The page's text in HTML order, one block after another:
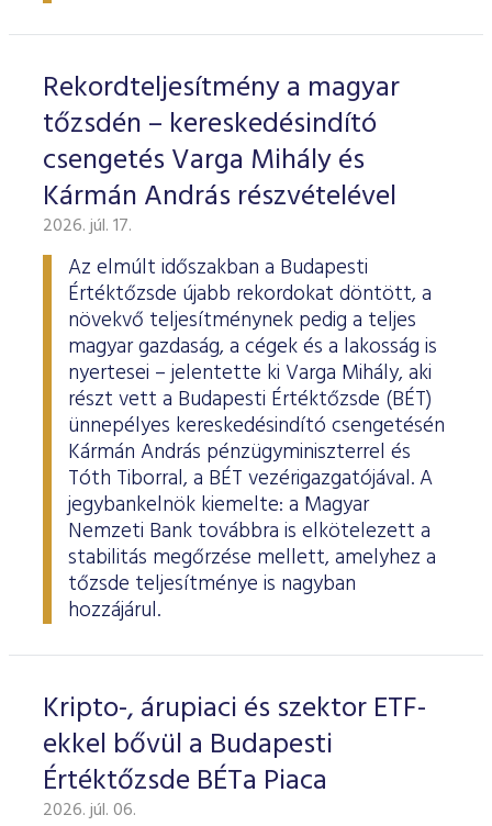
Rekordteljesítmény a magyar
tőzsdén – kereskedésindító
csengetés Varga Mihály és
Kármán András részvételével
2026. júl. 17.
Az elmúlt időszakban a Budapesti
Értéktőzsde újabb rekordokat döntött, a
növekvő teljesítménynek pedig a teljes
magyar gazdaság, a cégek és a lakosság is
nyertesei – jelentette ki Varga Mihály, aki
részt vett a Budapesti Értéktőzsde (BÉT)
ünnepélyes kereskedésindító csengetésén
Kármán András pénzügyminiszterrel és
Tóth Tiborral, a BÉT vezérigazgatójával. A
jegybankelnök kiemelte: a Magyar
Nemzeti Bank továbbra is elkötelezett a
stabilitás megőrzése mellett, amelyhez a
tőzsde teljesítménye is nagyban
hozzájárul.
Kripto-, árupiaci és szektor ETF-
ekkel bővül a Budapesti
Értéktőzsde BÉTa Piaca
2026. júl. 06.